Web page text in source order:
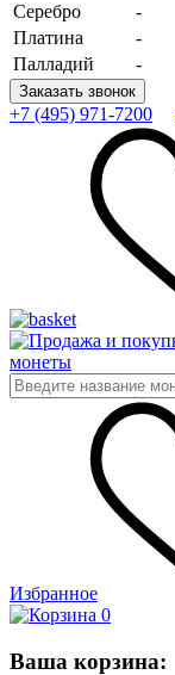
Серебро
-
Платина
-
Палладий
-
Заказать звонок
+7 (495) 971-7200
монеты
Избранное
0
Ваша корзина: